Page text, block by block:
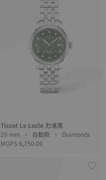
Tissot Le Locle 力洛克
29 mm • 自動款 • Diamonds
MOP$ 6,750.00